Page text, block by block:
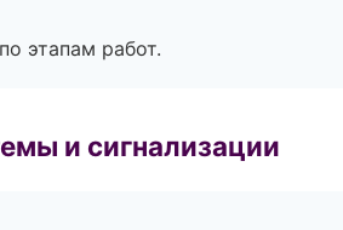
этапам работ.
и сигнализации